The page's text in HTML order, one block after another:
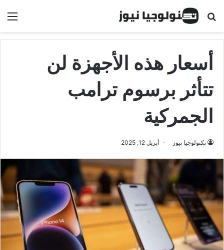
البحث عن
أسعار هذه الأجهزة لن
تتأثر برسوم ترامب
الجمركية
تكنولوجيا نيوز أبريل 12, 2025